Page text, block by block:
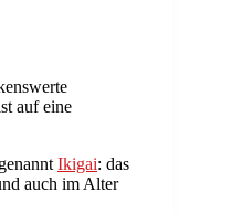
auf eine
Ikigai: das
auch im Alter